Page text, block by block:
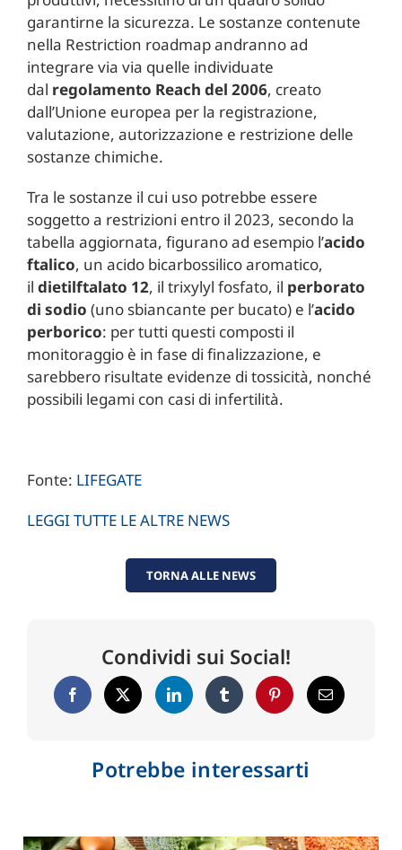
garantirne la sicurezza. Le sostanze contenute
nella Restriction roadmap andranno ad
integrare via via quelle individuate
dal regolamento Reach del 2006, creato
dall’Unione europea per la registrazione,
valutazione, autorizzazione e restrizione delle
sostanze chimiche.
Tra le sostanze il cui uso potrebbe essere
soggetto a restrizioni entro il 2023, secondo la
tabella aggiornata, figurano ad esempio l’acido
ftalico, un acido bicarbossilico aromatico,
il dietilftalato 12, il trixylyl fosfato, il perborato
di sodio (uno sbiancante per bucato) e l’acido
perborico: per tutti questi composti il
monitoraggio è in fase di finalizzazione, e
sarebbero risultate evidenze di tossicità, nonché
possibili legami con casi di infertilità.
Fonte: LIFEGATE
LEGGI TUTTE LE ALTRE NEWS
TORNA ALLE NEWS
Condividi sui Social!
Potrebbe interessarti